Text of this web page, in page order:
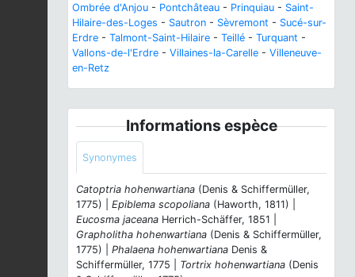
Ombrée d'Anjou - Pontchâteau - Prinquiau - Saint-
Hilaire-des-Loges - Sautron - Sèvremont - Sucé-sur-
Erdre - Talmont-Saint-Hilaire - Teillé - Turquant -
Vallons-de-l'Erdre - Villaines-la-Carelle - Villeneuve-
en-Retz
Informations espèce
Synonymes
Catoptria hohenwartiana (Denis & Schiffermüller,
1775) | Epiblema scopoliana (Haworth, 1811) |
Eucosma jaceana Herrich-Schäffer, 1851 |
Grapholitha hohenwartiana (Denis & Schiffermüller,
1775) | Phalaena hohenwartiana Denis &
Schiffermüller, 1775 | Tortrix hohenwartiana (Denis